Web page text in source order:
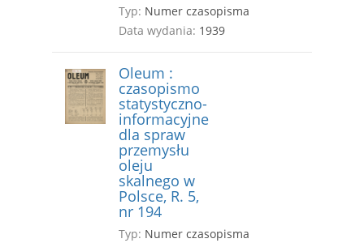
Typ: Numer czasopisma
Data wydania: 1939
Oleum :
czasopismo
statystyczno-
informacyjne
dla spraw
przemysłu
oleju
skalnego w
Polsce, R. 5,
nr 194
Typ: Numer czasopisma